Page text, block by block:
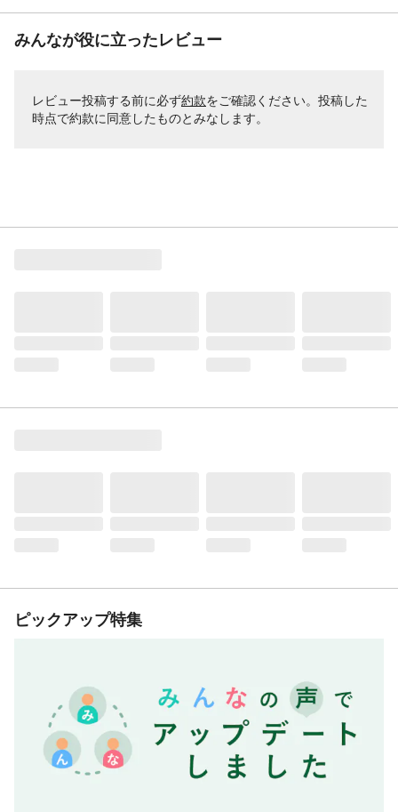
みんなが役に立ったレビュー
レビュー投稿する前に必ず約款をご確認ください。投稿した
時点で約款に同意したものとみなします。
ピックアップ特集